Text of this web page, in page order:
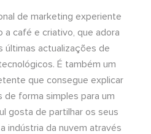
de marketing experiente
a café e criativo, que adora
últimas actualizações de
É também um
que consegue explicar
de forma simples para um
gosta de partilhar os seus
indústria da nuvem através